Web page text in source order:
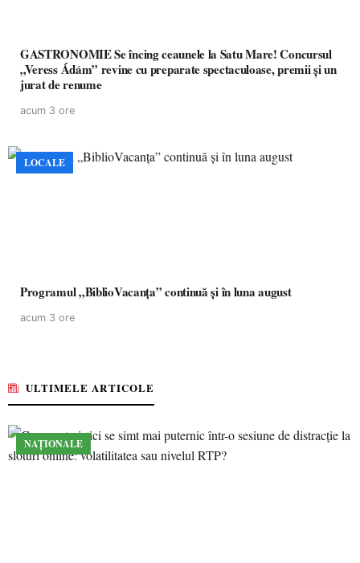
GASTRONOMIE Se încing ceaunele la Satu Mare! Concursul
„Veress Ádám” revine cu preparate spectaculoase, premii și un
jurat de renume
acum 3 ore
LOCALE
Programul „BiblioVacanța” continuă și în luna august
acum 3 ore
ULTIMELE ARTICOLE
NAȚIONALE